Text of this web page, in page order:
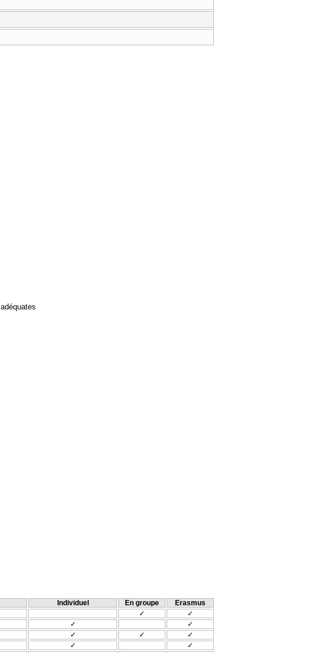
Individuel En groupe
Erasmus
✓
✓
✓
✓
✓ ✓
✓
✓
✓